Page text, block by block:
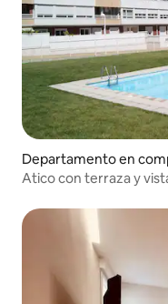
Departamento en
rgos
Atico con terraza y